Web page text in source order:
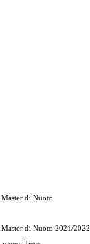
di Nuoto
di Nuoto 2021/2022